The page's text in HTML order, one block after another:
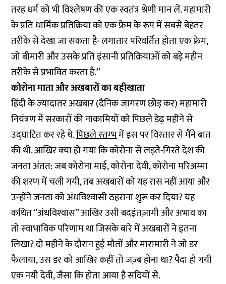
तरह धर्म को भी विश्‍लेषण की एक स्‍वतंत्र श्रेणी मान लें. महामारी
के प्रति धार्मिक प्रतिक्रिया को एक फ्रेम के रूप में सबसे बेहतर
तरीके से देखा जा सकता है- लगातार परिवर्तित होता एक फ्रेम,
जो बीमारी और उसके प्रति इंसानी प्रतिक्रियाओं को बड़े महीन
तरीके से प्रभावित करता है.‘’
कोरोना माता और अखबारों का बहीखाता
हिंदी के ज्‍यादातर अखबार (दैनिक जागरण छोड़ कर) महामारी
नियंत्रण में सरकारों की नाकामियों को पिछले डेढ़ महीने से
उद्घाटित कर रहे थे.पिछले स्‍तम्‍भमें इस पर विस्‍तार से मैंने बात
की थी. आखिर क्‍या हो गया कि कोरोना से लड़ते-गिरते देश की
जनता अंतत: जब कोरोना माई, कोरोना देवी, कोरोना मरिअम्‍मा
की शरण में चली गयी, तब अखबारों को यह रास नहीं आया और
उन्‍होंने जनता को अंधविश्‍वासी ठहराना शुरू कर दिया? यह
कथित ‘’अंधविश्‍वास’’ आखिर उसी बदइंतज़ामी और अभाव का
तो स्‍वाभाविक परिणाम था जिसके बारे में अखबारों ने इतना
लिखा? दो महीने के दौरान हुई मौतों और मारामारी ने जो डर
फैलाया, उस डर को आखिर कहीं तो जज्‍़ब होना था? पैदा हो गयी
एक नयी देवी, जैसा कि होता आया है सदियों से.